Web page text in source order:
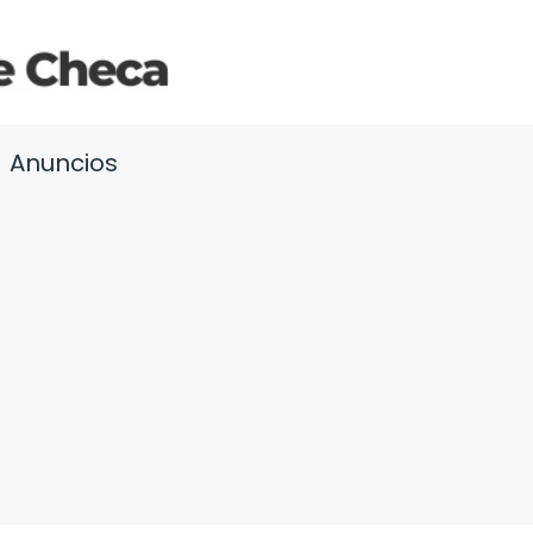
Anuncios